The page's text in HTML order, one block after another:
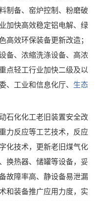
制备、窑炉控制、粉磨破
加快高效稳定铝电解、绿
高效环保装备更新改造；
备、浓缩洗涤设备、高浓
点轻工行业加快二级及以
、工业和信息化厅、 生态
化化工老旧装置安全改
力反应等工艺技术，反应
化技术，更新老旧煤气化
换热器、储罐等设备，妥
故障率高、静设备易泄漏
和装备推广应用力度，实